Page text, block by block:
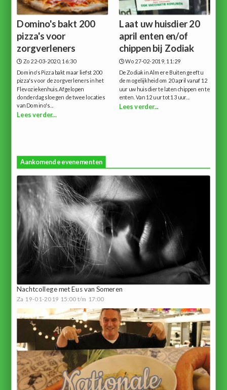
Domino's bakt 200
pizza's voor
zorgverleners
Zo 22-03-2020, 16:30
Domino's Pizza bakt maar liefst 200
pizza's voor de zorgverleners in het
Flevoziekenhuis.Afgelopen
donderdag sloegen de twee locaties
van Domino's...
Lees verder...
Laat uw huisdier 20
april enten en/of
chippen bij Zodiak
Wo 27-02-2019, 11:29
De Zodiak in Almere Buiten geeft u
de mogelijkheid om 20 april vanaf 12
uur uw huisdier te laten chippen en te
enten. Van 12 uur tot 13 uur...
Lees verder...
Aankomende evenementen
Nachtcollege met Eus van Someren
Za 19-01-2019 15:00 t/m 17:00